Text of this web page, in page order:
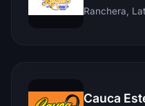
Ranchera,
Cauca